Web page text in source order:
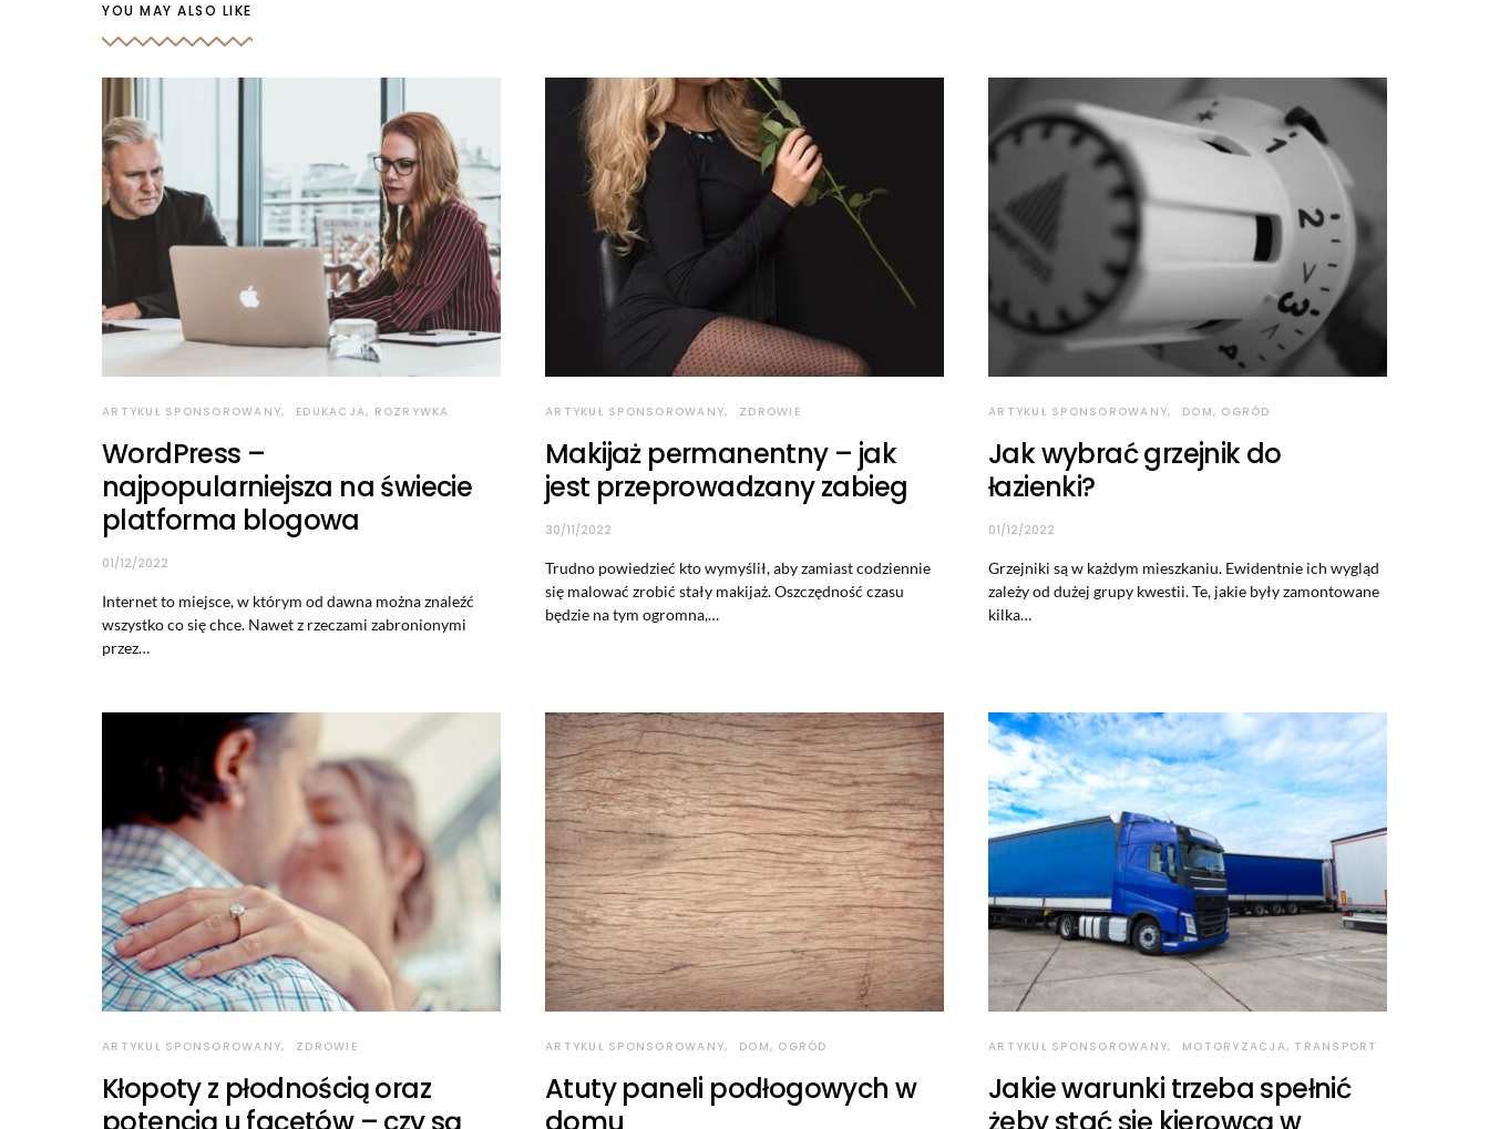
YOU MAY ALSO LIKE
ARTYKUŁ SPONSOROWANY EDUKACJA, ROZRYWKA
WordPress –
najpopularniejsza na świecie
platforma blogowa
01/12/2022
Internet to miejsce, w którym od dawna można znaleźć
wszystko co się chce. Nawet z rzeczami zabronionymi
przez…
ARTYKUŁ SPONSOROWANY ZDROWIE
Makijaż permanentny – jak
jest przeprowadzany zabieg
30/11/2022
Trudno powiedzieć kto wymyślił, aby zamiast codziennie
się malować zrobić stały makijaż. Oszczędność czasu
będzie na tym ogromna,…
ARTYKUŁ SPONSOROWANY DOM, OGRÓD
Jak wybrać grzejnik do
łazienki?
01/12/2022
Grzejniki są w każdym mieszkaniu. Ewidentnie ich wygląd
zależy od dużej grupy kwestii. Te, jakie były zamontowane
kilka…
ARTYKUŁ SPONSOROWANY ZDROWIE
Kłopoty z płodnością oraz
ARTYKUŁ SPONSOROWANY DOM, OGRÓD
Atuty paneli podłogowych w
ARTYKUŁ SPONSOROWANY MOTORYZACJA, TRANSPORT
Jakie warunki trzeba spełnić